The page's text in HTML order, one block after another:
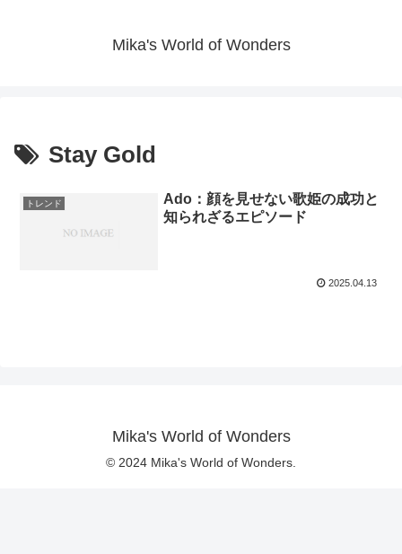
Mika's World of Wonders
Stay Gold
トレンド
Ado：顔を見せない歌姫の成功と
知られざるエピソード
2025.04.13
Mika's World of Wonders
© 2024 Mika's World of Wonders.